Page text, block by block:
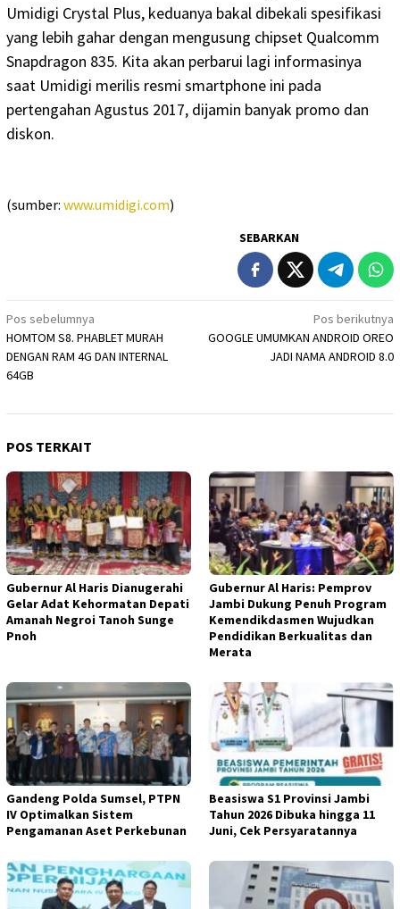
Umidigi Crystal Plus, keduanya bakal dibekali spesifikasi
yang lebih gahar dengan mengusung chipset Qualcomm
Snapdragon 835. Kita akan perbarui lagi informasinya
saat Umidigi merilis resmi smartphone ini pada
pertengahan Agustus 2017, dijamin banyak promo dan
diskon.
(sumber: www.umidigi.com)
SEBARKAN
Navigasi
pos
Pos sebelumnya
HOMTOM S8. PHABLET MURAH
DENGAN RAM 4G DAN INTERNAL
64GB
Pos berikutnya
GOOGLE UMUMKAN ANDROID OREO
JADI NAMA ANDROID 8.0
POS TERKAIT
Gubernur Al Haris Dianugerahi
Gelar Adat Kehormatan Depati
Amanah Negroi Tanoh Sunge
Pnoh
Gubernur Al Haris: Pemprov
Jambi Dukung Penuh Program
Kemendikdasmen Wujudkan
Pendidikan Berkualitas dan
Merata
Gandeng Polda Sumsel, PTPN
IV Optimalkan Sistem
Pengamanan Aset Perkebunan
Beasiswa S1 Provinsi Jambi
Tahun 2026 Dibuka hingga 11
Juni, Cek Persyaratannya